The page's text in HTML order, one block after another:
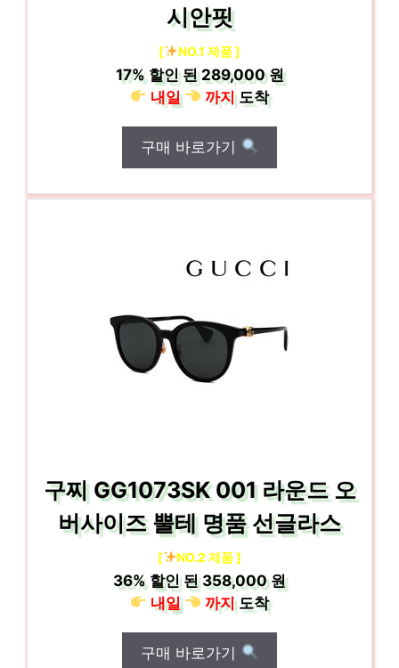
시안핏
[ NO.1 제품 ]
17%할인 된289,000 원
내일
까지도착
구매 바로가기
구찌 GG1073SK 001 라운드 오
버사이즈 뿔테 명품 선글라스
[ NO.2 제품 ]
36% 할인 된358,000 원
내일
까지도착
구매 바로가기